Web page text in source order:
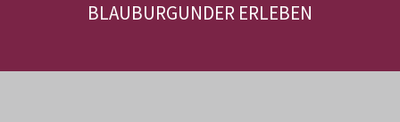
BLAUBURGUNDER ERLEBEN